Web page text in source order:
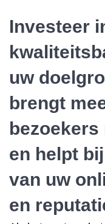
Investeer
uw
brengt
bezoekers
en helpt
van uw
en